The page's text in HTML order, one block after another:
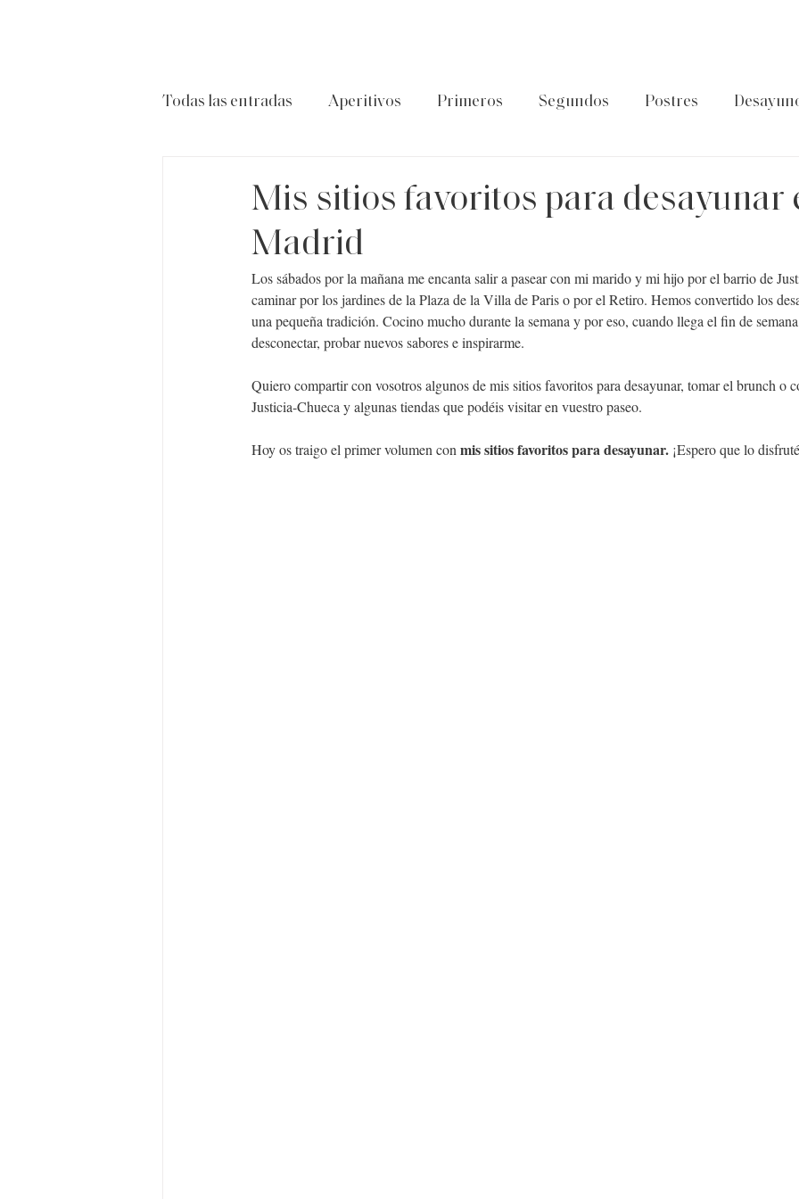
Todas las entradas Aperitivos Primeros Segundos Postres
Mis sitios favoritos para desayunar
Madrid
Los sábados por la mañana me encanta salir a pasear con mi marido y mi hijo por el barrio de
caminar por los jardines de la Plaza de la Villa de Paris o por el Retiro. Hemos convertido los
una pequeña tradición. Cocino mucho durante la semana y por eso, cuando llega el fin de
desconectar, probar nuevos sabores e inspirarme.
Quiero compartir con vosotros algunos de mis sitios favoritos para desayunar, tomar el brunch o
Justicia-Chueca y algunas tiendas que podéis visitar en vuestro paseo.
Hoy os traigo el primer volumen con mis sitios favoritos para desayunar. ¡Espero que lo